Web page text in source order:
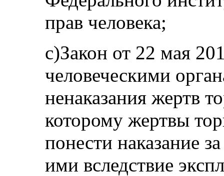
прав человека;
c)Закон от 22 мая
человеческими
ненаказания жертв
которому жертвы
понести наказание
ими вследствие